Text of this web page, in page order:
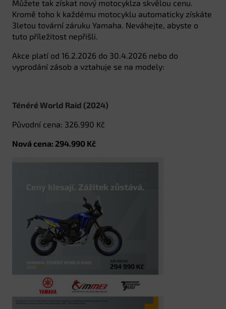
Můžete tak získat nový motocyklza skvělou cenu.
Kromě toho k každému motocyklu automaticky získáte
3letou tovární záruku Yamaha. Neváhejte, abyste o
tuto příležitost nepřišli.
Akce platí od 16.2.2026 do 30.4.2026 nebo do
vyprodání zásob a vztahuje se na modely:
Ténéré World Raid (2024)
Původní cena: 326.990 Kč
Nová cena: 294.990 Kč